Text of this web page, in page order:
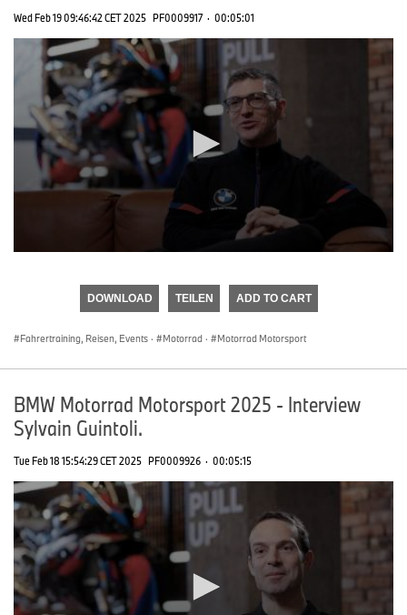
Wed Feb 19 09:46:42 CET 2025 PF0009917 · 00:05:01
DOWNLOAD TEILEN ADD TO CART
Fahrertraining, Reisen, Events · Motorrad · Motorrad Motorsport
BMW Motorrad Motorsport 2025 - Interview
Sylvain Guintoli.
Tue Feb 18 15:54:29 CET 2025 PF0009926 · 00:05:15